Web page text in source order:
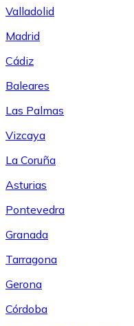
Valladolid
Madrid
Cádiz
Baleares
Las Palmas
Vizcaya
La Coruña
Asturias
Pontevedra
Granada
Tarragona
Gerona
Córdoba